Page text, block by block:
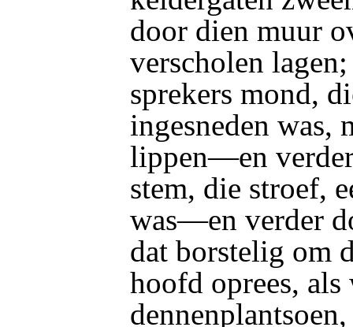
door dien muur
verscholen
sprekers mond,
ingesneden was,
lippen—en
stem, die stroef,
was—en verder
dat borstelig om
hoofd oprees, als